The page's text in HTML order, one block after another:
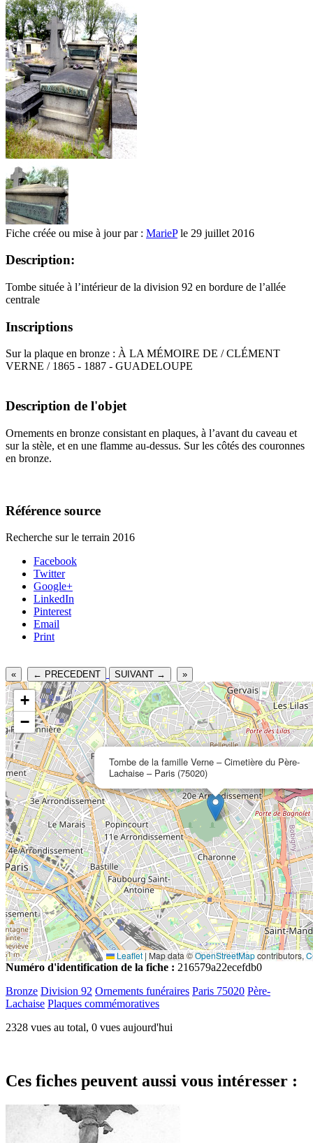
Fiche créée ou mise à jour par : MariePle 29 juillet 2016
Description:
Tombe située à l’intérieur de la division 92 en bordure de l’allée
centrale
Inscriptions
Sur la plaque en bronze : À LA MÉMOIRE DE / CLÉMENT
VERNE / 1865 - 1887 - GUADELOUPE
Description de l'objet
Ornements en bronze consistant en plaques, à l’avant du caveau et
sur la stèle, et en une flamme au-dessus. Sur les côtés des couronnes
en bronze.
Référence source
Recherche sur le terrain 2016
Facebook
Twitter
Google+
LinkedIn
Pinterest
Email
Print
« ← PRECEDENT SUIVANT → »
Tombe de la famille Verne – Cimetière du Père-
Lachaise – Paris (75020)
+
−
Leaflet |Map data ©OpenStreetMapcontributors,
Numéro d'identification de la fiche : 216579a22ecefdb0
Bronze Division 92 Ornements funéraires Paris 75020 Père-
Lachaise Plaques commémoratives
2328 vues au total, 0 vues aujourd'hui
Ces fiches peuvent aussi vous intéresser :